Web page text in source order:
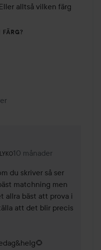
alltså vilken färg
FÄRG?
på Lyko.
10 månader
Kommentaren lades 10
du skriver så ser
matchning men
allra bäst att prova i
att det blir precis